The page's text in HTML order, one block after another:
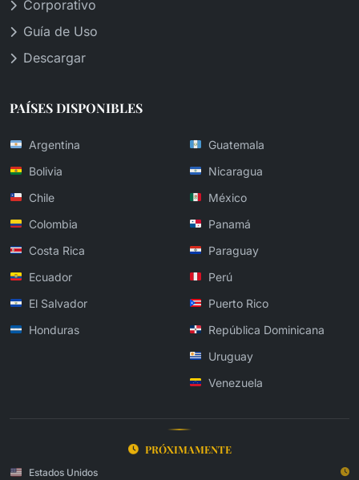
Corporativo
Guía de Uso
Descargar
PAÍSES DISPONIBLES
Argentina
Bolivia
Chile
Colombia
Costa Rica
Ecuador
El Salvador
Honduras
Guatemala
Nicaragua
México
Panamá
Paraguay
Perú
Puerto Rico
República Dominicana
Uruguay
Venezuela
PRÓXIMAMENTE
Estados Unidos